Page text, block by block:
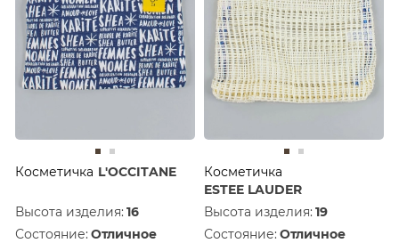
Косметичка L'OCCITANE
Высота изделия: 16
Состояние: Отличное
Косметичка
ESTEE LAUDER
Высота изделия: 19
Состояние: Отличное